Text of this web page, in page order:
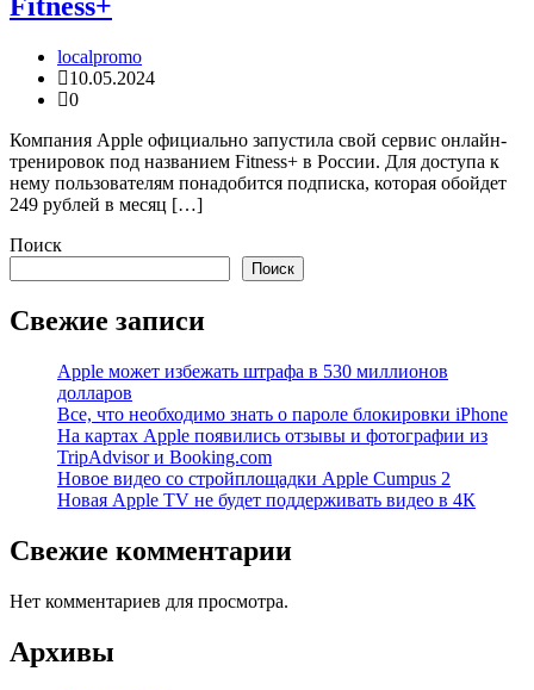
localpromo
10.05.2024
0
Компания Apple официально запустила свой сервис онлайн-
тренировок под названием Fitness+ в России. Для доступа к
нему пользователям понадобится подписка, которая обойдет
249 рублей в месяц […]
Поиск
Поиск
Свежие записи
Apple может избежать штрафа в 530 миллионов
долларов
Все, что необходимо знать о пароле блокировки iPhone
На картах Apple появились отзывы и фотографии из
TripAdvisor и Booking.com
Новое видео со стройплощадки Apple Cumpus 2
Новая Apple TV не будет поддерживать видео в 4К
Свежие комментарии
Нет комментариев для просмотра.
Архивы